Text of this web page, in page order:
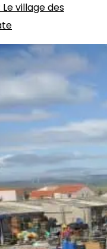
Le village des